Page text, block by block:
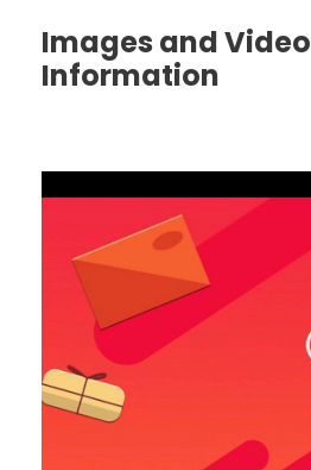
Images and Video
Information